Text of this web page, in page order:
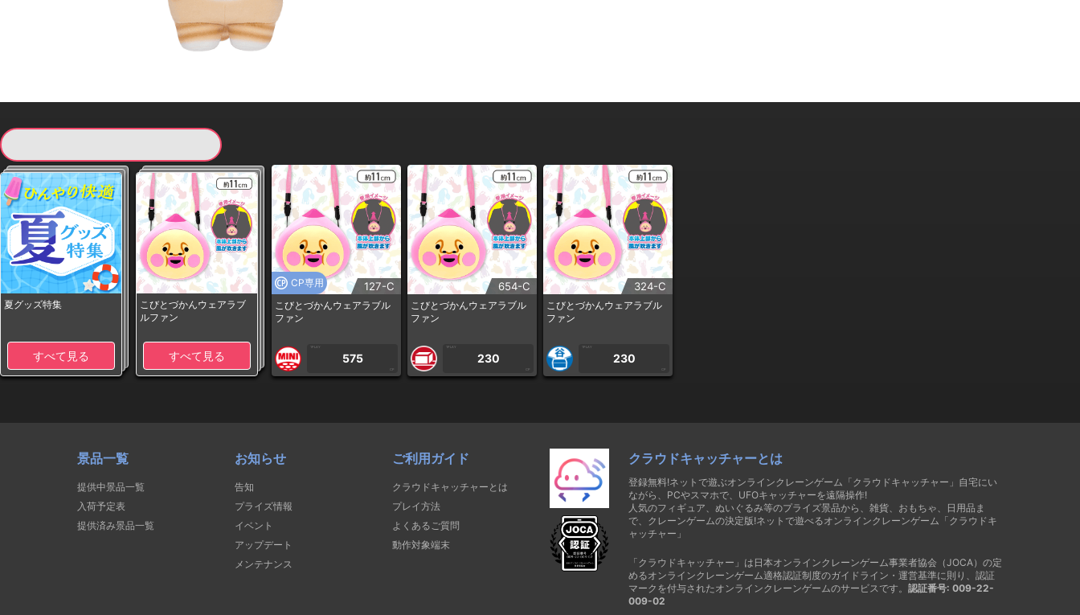
夏グッズ特集
すべて見る
こびとづかんウェアラブ
ルファン
すべて見る
CP専用 127-C
こびとづかんウェアラブル
ファン
1PLAY
575
CP
654-C
こびとづかんウェアラブル
ファン
1PLAY
230
CP
324-C
こびとづかんウェアラブル
ファン
1PLAY
230
CP
景品一覧
提供中景品一覧
入荷予定表
提供済み景品一覧
お知らせ
告知
プライズ情報
イベント
アップデート
メンテナンス
ご利用ガイド
クラウドキャッチャーとは
プレイ方法
よくあるご質問
動作対象端末
クラウドキャッチャーとは
登録無料!ネットで遊ぶオンラインクレーンゲーム「クラウドキャッチャー」自宅にい
ながら、PCやスマホで、UFOキャッチャーを遠隔操作!
人気のフィギュア、ぬいぐるみ等のプライズ景品から、雑貨、おもちゃ、日用品ま
で、クレーンゲームの決定版!ネットで遊べるオンラインクレーンゲーム「クラウドキ
ャッチャー」
「クラウドキャッチャー」は日本オンラインクレーンゲーム事業者協会（JOCA）の定
めるオンラインクレーンゲーム適格認証制度のガイドライン・運営基準に則り、認証
マークを付与されたオンラインクレーンゲームのサービスです。 認証番号: 009-22-
009-02